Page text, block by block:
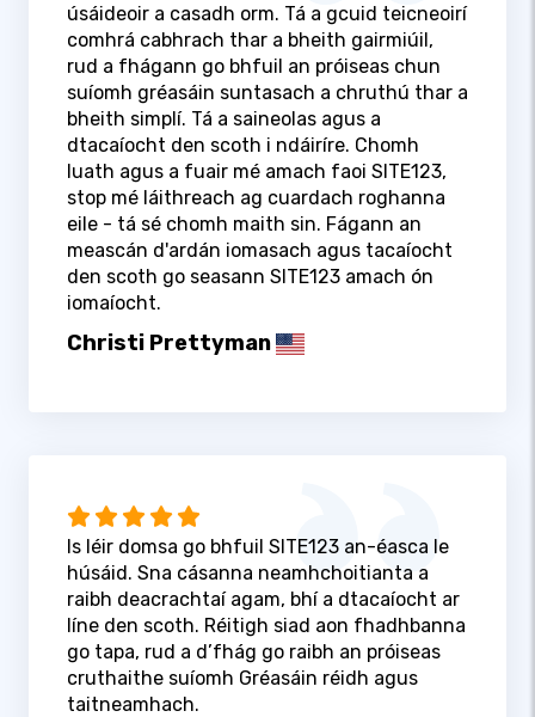
úsáideoir a casadh orm. Tá a gcuid teicneoirí
comhrá cabhrach thar a bheith gairmiúil,
rud a fhágann go bhfuil an próiseas chun
suíomh gréasáin suntasach a chruthú thar a
bheith simplí. Tá a saineolas agus a
dtacaíocht den scoth i ndáiríre. Chomh
luath agus a fuair mé amach faoi SITE123,
stop mé láithreach ag cuardach roghanna
eile - tá sé chomh maith sin. Fágann an
meascán d'ardán iomasach agus tacaíocht
den scoth go seasann SITE123 amach ón
iomaíocht.
Christi Prettyman
Is léir domsa go bhfuil SITE123 an-éasca le
húsáid. Sna cásanna neamhchoitianta a
raibh deacrachtaí agam, bhí a dtacaíocht ar
líne den scoth. Réitigh siad aon fhadhbanna
go tapa, rud a d’fhág go raibh an próiseas
cruthaithe suíomh Gréasáin réidh agus
taitneamhach.